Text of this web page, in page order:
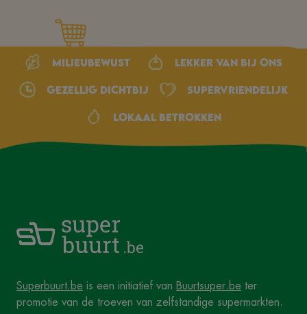
Milieubewust Lekker van bij ons
Gezellig dichtbij Supervriendelijk
Lokaal betrokken
Superbuurt.be is een initiatief van Buurtsuper.be ter
promotie van de troeven van zelfstandige supermarkten.